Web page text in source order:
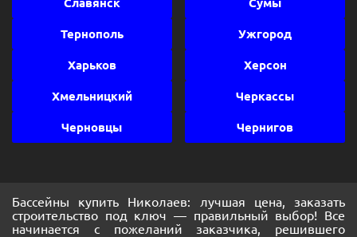
Тернополь
Ужгород
Харьков
Херсон
Хмельницкий
Черкассы
Черновцы
Чернигов
Бассейны купить Николаев: лучшая цена, заказать
строительство под ключ — правильный выбор! Все
начинается с пожеланий заказчика, решившего